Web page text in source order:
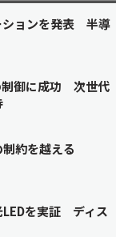
ションを発表 半導
制御に成功 次世代
約を越える
LEDを実証 ディス